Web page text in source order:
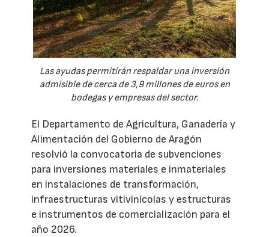
Las ayudas permitirán respaldar una inversión
admisible de cerca de 3,9 millones de euros en
bodegas y empresas del sector.
El Departamento de Agricultura, Ganadería y
Alimentación del Gobierno de Aragón
resolvió la convocatoria de subvenciones
para inversiones materiales e inmateriales
en instalaciones de transformación,
infraestructuras vitivinícolas y estructuras
e instrumentos de comercialización para el
año 2026.